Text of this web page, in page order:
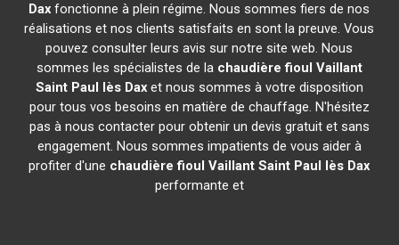
Dax fonctionne à plein régime. Nous sommes fiers de nos
réalisations et nos clients satisfaits en sont la preuve. Vous
pouvez consulter leurs avis sur notre site web. Nous
sommes les spécialistes de la chaudière fioul Vaillant
Saint Paul lès Daxet nous sommes à votre disposition
pour tous vos besoins en matière de chauffage. N'hésitez
pas à nous contacter pour obtenir un devis gratuit et sans
engagement. Nous sommes impatients de vous aider à
profiter d'une chaudière fioul Vaillant Saint Paul lès Dax
performante et